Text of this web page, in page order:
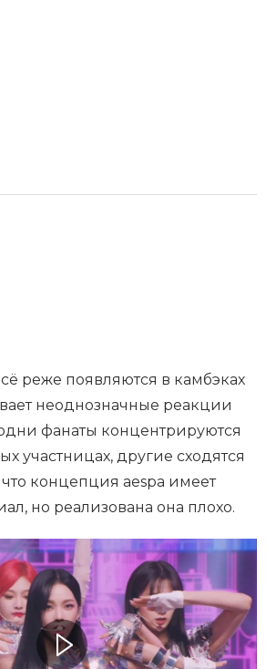
реже появляются в камбэках
неоднозначные реакции
фанаты концентрируются
участницах, другие сходятся
концепция aespa имеет
но реализована она плохо.